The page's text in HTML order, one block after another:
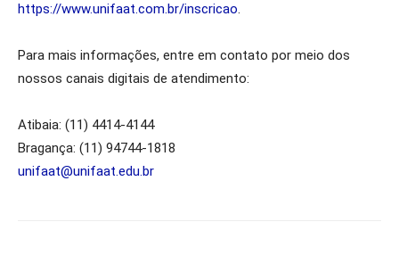
https://www.unifaat.com.br/inscricao.
Para mais informações, entre em contato por meio dos
nossos canais digitais de atendimento:
Atibaia: (11) 4414-4144
Bragança: (11) 94744-1818
unifaat@unifaat.edu.br